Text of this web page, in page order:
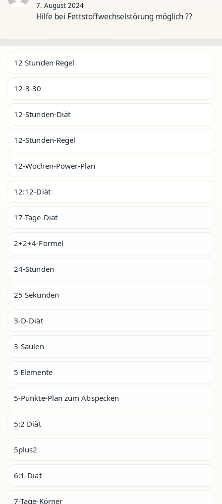
7. August 2024
Hilfe bei Fettstoffwechselstörung möglich ??
12 Stunden Regel
12-3-30
12-Stunden-Diät
12-Stunden-Regel
12-Wochen-Power-Plan
12:12-Diät
17-Tage-Diät
2+2+4-Formel
24-Stunden
25 Sekunden
3-D-Diät
3-Säulen
5 Elemente
5-Punkte-Plan zum Abspecken
5:2 Diät
5plus2
6:1-Diät
7-Tage-Körner